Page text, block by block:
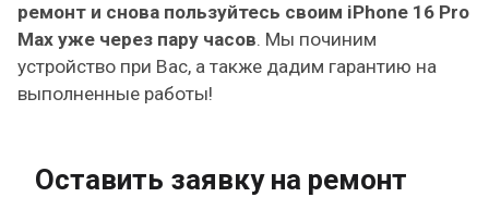
ремонт и снова пользуйтесь своим iPhone 16 Pro
Max уже через пару часов. Мы починим
устройство при Вас, а также дадим гарантию на
выполненные работы!
Оставить заявку на ремонт